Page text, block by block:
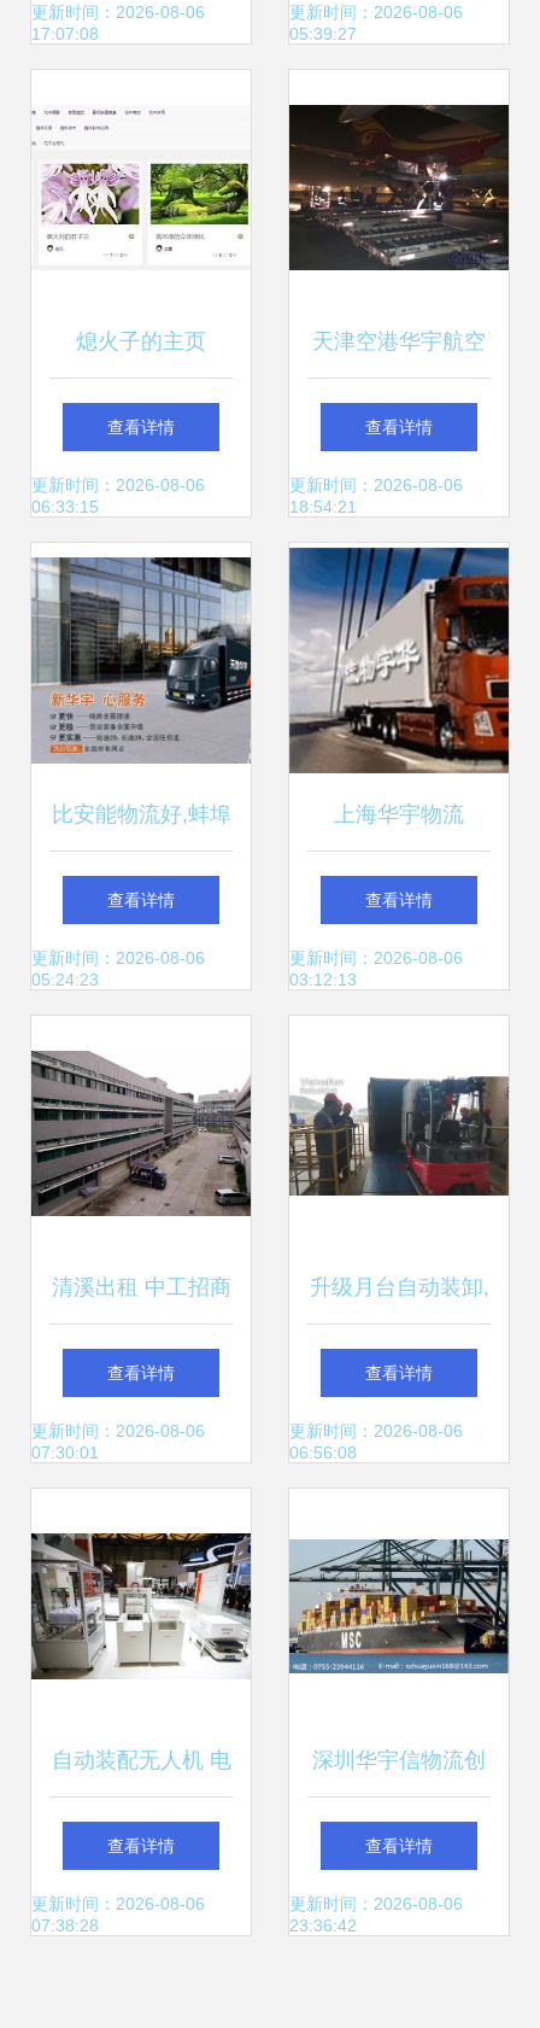
上海长途搬家的上
裹托运/ /家具钢琴
运输价格、图片、
比多产品库
更新时间：2026-08-06
17:07:08
图片_高清图_细节
更新时间：2026-08-06
05:39:27
熄火子的主页
zcool
查看详情
更新时间：2026-08-06
06:33:15
天津空港华宇航空
货运站完成环球航
线首航保障任务
查看详情
更新时间：2026-08-06
18:54:21
比安能物流好,蚌埠
到聊城物流专线,临
清市天地华宇物流
图
查看详情
更新时间：2026-08-06
05:24:23
上海华宇物流
_39552349 _主营
上海物流_位于上
查看详情
更新时间：2026-08-06
03:12:13
清溪出租 中工招商
网
查看详情
更新时间：2026-08-06
07:30:01
升级月台自动装卸,
未来机器人助力突
破智能工厂 最后一
查看详情
更新时间：2026-08-06
06:56:08
自动装配无人机 电
子零部件检测 机器
人在这些岗位将取
查看详情
更新时间：2026-08-06
07:38:28
深圳华宇信物流创
新营运模式 引发进
出口贸易新变局
查看详情
更新时间：2026-08-06
23:36:42